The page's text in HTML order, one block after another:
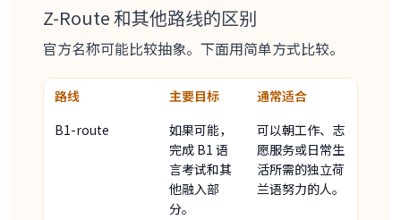
Z-Route 和其他路线的区别
官方名称可能比较抽象。下面用简单方式比较。
路线 主要目标
通常适合
B1-route
如果可能，
完成 B1 语
言考试和其
他融入部
分。
可以朝工作、志
愿服务或日常生
活所需的独立荷
兰语努力的人。